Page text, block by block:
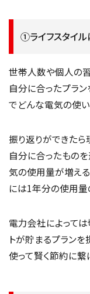
①ライフスタイ
世帯人数や個人の習
自分に合ったプラ
でどんな電気の使い
振り返りができた
自分に合ったもの
気の使用量が増え
には1年分の使用量
電力会社によって
トが貯まるプラン
使って賢く節約に繋